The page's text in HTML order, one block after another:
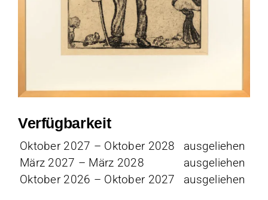
Verfügbarkeit
Oktober 2027 – Oktober 2028
ausgeliehen
März 2027 – März 2028
ausgeliehen
Oktober 2026 – Oktober 2027
ausgeliehen